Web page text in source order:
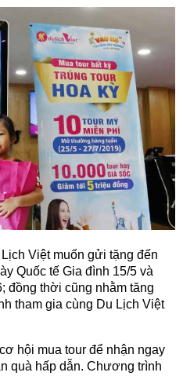
Việt muốn gửi tặng đến
Quốc tế Gia đình 15/5 và
đồng thời cũng nhằm tăng
tham gia cùng Du Lịch Việt
hội mua tour để nhận ngay
quà hấp dẫn. Chương trình